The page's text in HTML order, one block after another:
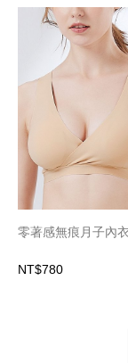
零著感無痕月子內衣
NT$780